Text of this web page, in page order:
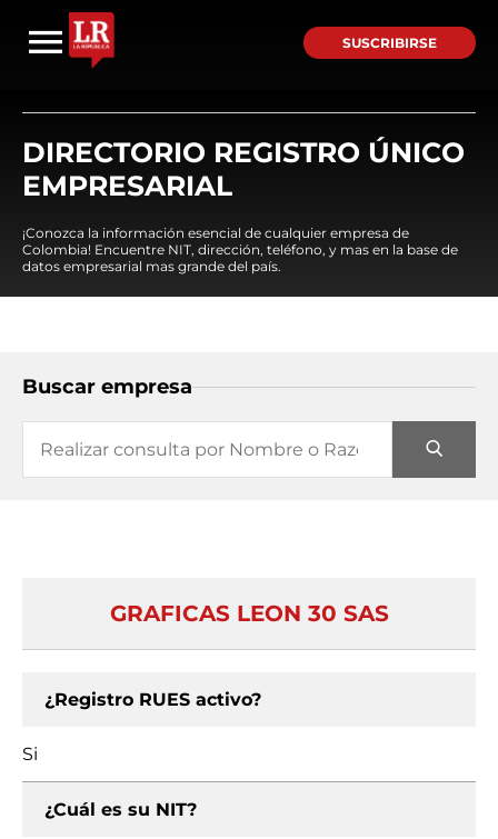
SUSCRIBIRSE
DIRECTORIO REGISTRO ÚNICO
EMPRESARIAL
¡Conozca la información esencial de cualquier empresa de
Colombia! Encuentre NIT, dirección, teléfono, y mas en la base de
datos empresarial mas grande del país.
Buscar empresa
GRAFICAS LEON 30 SAS
¿Registro RUES activo?
Si
¿Cuál es su NIT?